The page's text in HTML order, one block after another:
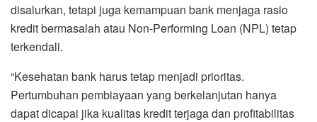
disalurkan, tetapi juga kemampuan bank menjaga rasio
kredit bermasalah atau Non-Performing Loan (NPL) tetap
terkendali.
“Kesehatan bank harus tetap menjadi prioritas.
Pertumbuhan pembiayaan yang berkelanjutan hanya
dapat dicapai jika kualitas kredit terjaga dan profitabilitas